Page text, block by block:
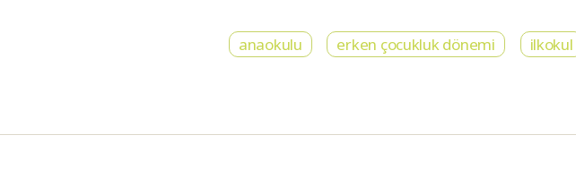
anaokulu erken çocukluk dönemi ilkokul